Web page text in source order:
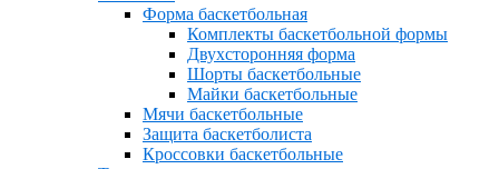
Форма баскетбольная
Комплекты баскетбольной формы
Двухсторонняя форма
Шорты баскетбольные
Майки баскетбольные
Мячи баскетбольные
Защита баскетболиста
Кроссовки баскетбольные